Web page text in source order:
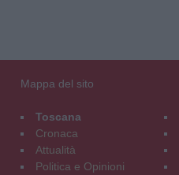
Mappa del sito
Toscana
Cronaca
Attualità
Politica e Opinioni